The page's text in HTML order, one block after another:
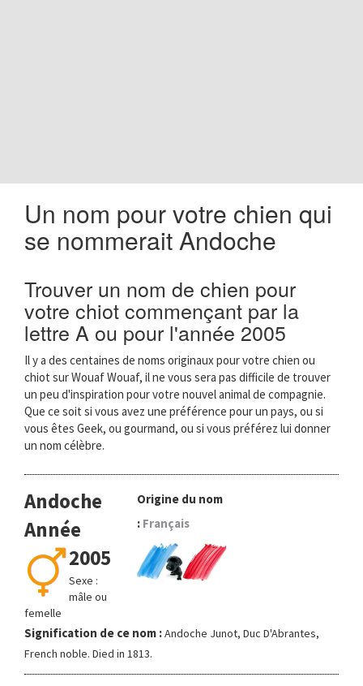
Un nom pour votre chien qui
se nommerait Andoche
Trouver un nom de chien pour
votre chiot commençant par la
lettre A ou pour l'année 2005
Il y a des centaines de noms originaux pour votre chien ou
chiot sur Wouaf Wouaf, il ne vous sera pas difficile de trouver
un peu d'inspiration pour votre nouvel animal de compagnie.
Que ce soit si vous avez une préférence pour un pays, ou si
vous êtes Geek, ou gourmand, ou si vous préférez lui donner
un nom célèbre.
Andoche
Année
2005
Sexe :
mâle ou
femelle
Origine du nom
: Français
Signification de ce nom :Andoche Junot, Duc D'Abrantes,
French noble. Died in 1813.